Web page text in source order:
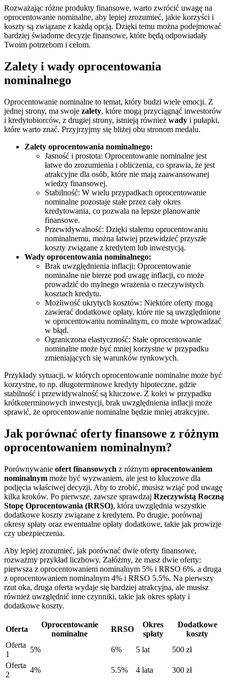
Rozważając różne produkty finansowe, warto zwrócić uwagę na
oprocentowanie nominalne, aby lepiej zrozumieć, jakie korzyści i
koszty są związane z każdą opcją. Dzięki temu można podejmować
bardziej świadome decyzje finansowe, które będą odpowiadały
Twoim potrzebom i celom.
Zalety i wady oprocentowania
nominalnego
Oprocentowanie nominalne to temat, który budzi wiele emocji. Z
jednej strony, ma swoje zalety, które mogą przyciągnąć inwestorów
i kredytobiorców, z drugiej strony, istnieją również wady i pułapki,
które warto znać. Przyjrzyjmy się bliżej obu stronom medalu.
Zalety oprocentowania nominalnego:
Jasność i prostota: Oprocentowanie nominalne jest
łatwe do zrozumienia i obliczenia, co sprawia, że jest
atrakcyjne dla osób, które nie mają zaawansowanej
wiedzy finansowej.
Stabilność: W wielu przypadkach oprocentowanie
nominalne pozostaje stałe przez cały okres
kredytowania, co pozwala na lepsze planowanie
finansowe.
Przewidywalność: Dzięki stałemu oprocentowaniu
nominalnemu, można łatwiej przewidzieć przyszłe
koszty związane z kredytem lub inwestycją.
Wady oprocentowania nominalnego:
Brak uwzględnienia inflacji: Oprocentowanie
nominalne nie bierze pod uwagę inflacji, co może
prowadzić do mylnego wrażenia o rzeczywistych
kosztach kredytu.
Możliwość ukrytych kosztów: Niektóre oferty mogą
zawierać dodatkowe opłaty, które nie są uwzględnione
w oprocentowaniu nominalnym, co może wprowadzać
w błąd.
Ograniczona elastyczność: Stałe oprocentowanie
nominalne może być mniej korzystne w przypadku
zmieniających się warunków rynkowych.
Przykłady sytuacji, w których oprocentowanie nominalne może być
korzystne, to np. długoterminowe kredyty hipoteczne, gdzie
stabilność i przewidywalność są kluczowe. Z kolei w przypadku
krótkoterminowych inwestycji, brak uwzględnienia inflacji może
sprawić, że oprocentowanie nominalne będzie mniej atrakcyjne.
Jak porównać oferty finansowe z różnym
oprocentowaniem nominalnym?
Porównywanie ofert finansowych z różnym oprocentowaniem
nominalnym może być wyzwaniem, ale jest to kluczowe dla
podjęcia właściwej decyzji. Aby to zrobić, musisz wziąć pod uwagę
kilka kroków. Po pierwsze, zawsze sprawdzaj Rzeczywistą Roczną
Stopę Oprocentowania (RRSO), która uwzględnia wszystkie
dodatkowe koszty związane z kredytem. Po drugie, porównaj
okresy spłaty oraz ewentualne opłaty dodatkowe, takie jak prowizje
czy ubezpieczenia.
Aby lepiej zrozumieć, jak porównać dwie oferty finansowe,
rozważmy przykład liczbowy. Załóżmy, że masz dwie oferty:
pierwsza z oprocentowaniem nominalnym 5% i RRSO 6%, a druga
z oprocentowaniem nominalnym 4% i RRSO 5.5%. Na pierwszy
rzut oka, druga oferta wydaje się bardziej atrakcyjna, ale musisz
również uwzględnić inne czynniki, takie jak okres spłaty i
dodatkowe koszty.
Oferta
Oprocentowanie
nominalne
RRSO
Okres
spłaty
Dodatkowe
koszty
Oferta
1
5% 6% 5 lat
500 zł
Oferta
2
4% 5.5% 4 lata 300 zł